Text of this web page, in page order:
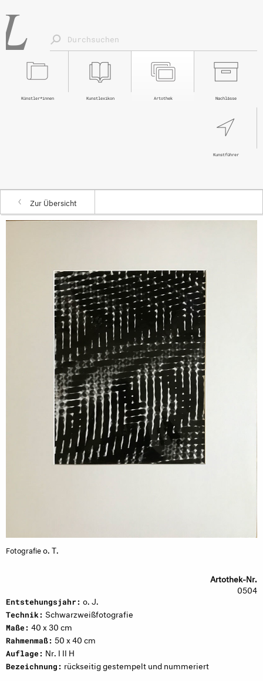
Nachlässe
Artothek
Kunstlexikon
Künstler*innen
Kunstführer
Zur Übersicht
Fotografieo. T.
Artothek-Nr.
0504
Entstehungsjahr: o. J.
Technik: Schwarzweißfotografie
Maße: 40 x 30 cm
Rahmenmaß: 50 x 40 cm
Auflage: Nr. I II H
Bezeichnung: rückseitig gestempelt und nummeriert